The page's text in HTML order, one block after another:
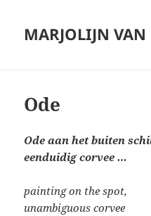
MARJOLIJN VAN
Ode
Ode aan het buiten
eenduidig corvee …
painting on the spot,
unambiguous corvee